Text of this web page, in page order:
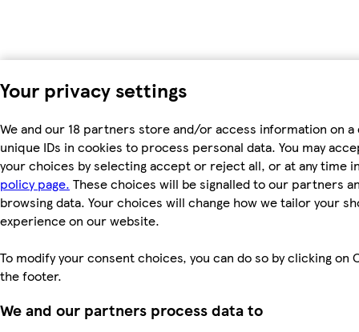
Your privacy settings
We and our 18 partners store and/or access information on a
unique IDs in cookies to process personal data. You may
your choices by selecting accept or reject all, or at any time
policy page. These choices will be signalled to our partners
browsing data. Your choices will change how we tailor your
experience on our website.
To modify your consent choices, you can do so by clicking on
the footer.
We and our partners process data to